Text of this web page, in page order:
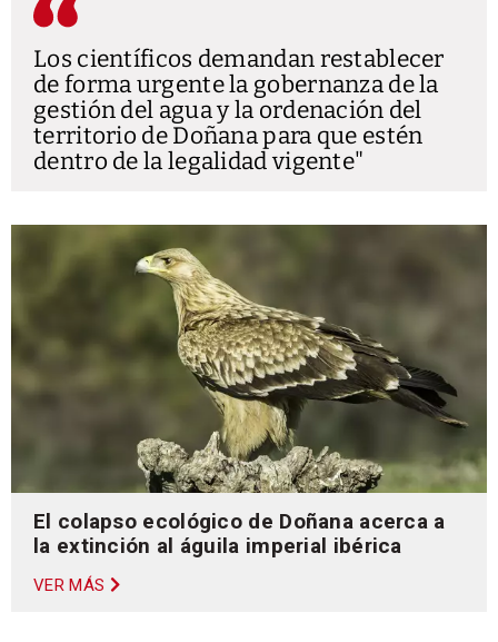
Los científicos demandan restablecer
de forma urgente la gobernanza de la
gestión del agua y la ordenación del
territorio de Doñana para que estén
dentro de la legalidad vigente
El colapso ecológico de Doñana acerca a
la extinción al águila imperial ibérica
VER MÁS